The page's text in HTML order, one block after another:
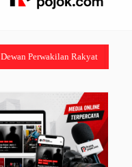
Dewan Perwakilan Rakyat